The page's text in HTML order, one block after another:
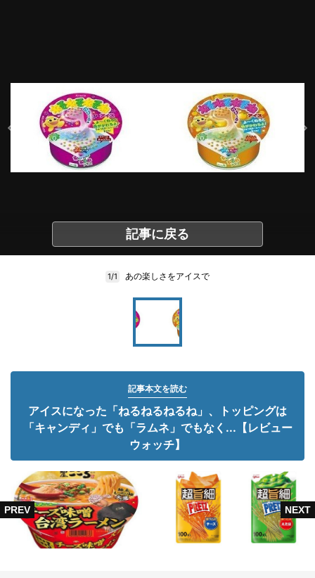
記事に戻る
1/1 あの楽しさをアイスで
記事本文を読む
アイスになった「ねるねるねるね」、トッピングは
「キャンディ」でも「ラムネ」でもなく...【レビュー
ウォッチ】